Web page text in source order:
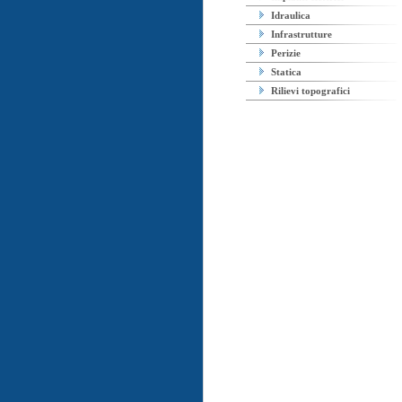
Idraulica
Infrastrutture
Perizie
Statica
Rilievi topografici